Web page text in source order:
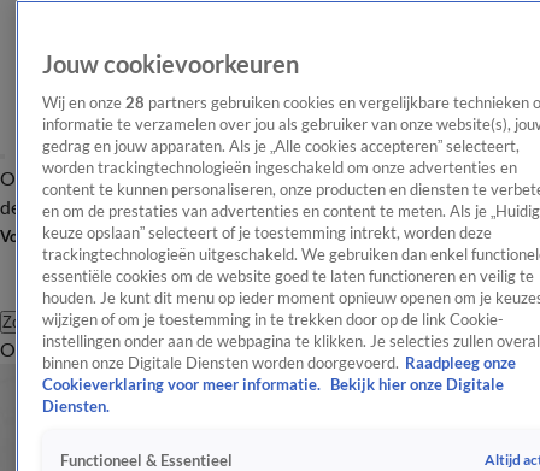
OverzichtAfleveringen Entertainment TV Algemeen
Tip
de redactieNieuwsbrief
Volg Shownieuws
Zoeken
OverzichtEntertainmentSpraakmakendRealityCrimeVideo's
Jouw cookievoorkeuren
Wij en onze 28 partners gebruiken cookies en vergelijkbare technieken
informatie te verzamelen over jou als gebruiker van onze website(s),
gedrag en jouw apparaten. Als je „Alle cookies accepteren” selecteert,
worden trackingtechnologieën ingeschakeld om onze advertenties en
content te kunnen personaliseren, onze producten en diensten te
en om de prestaties van advertenties en content te meten. Als je
keuze opslaan” selecteert of je toestemming intrekt, worden deze
trackingtechnologieën uitgeschakeld. We gebruiken dan enkel
essentiële cookies om de website goed te laten functioneren en veilig te
houden. Je kunt dit menu op ieder moment opnieuw openen om je
wijzigen of om je toestemming in te trekken door op de link Cookie-
instellingen onder aan de webpagina te klikken. Je selecties zullen overal
binnen onze Digitale Diensten worden doorgevoerd. Raadpleeg onze
Cookieverklaring voor meer informatie.
Bekijk hier onze Digitale
Diensten.
Functioneel & Essentieel Altijd